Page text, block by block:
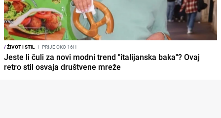
/ŽIVOT I STIL I PRIJE OKO 16H
Jeste li čuli za novi modni trend "italijanska baka"? Ovaj
retro stil osvaja društvene mreže